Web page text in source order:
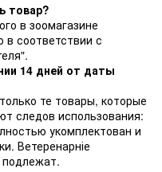
товар?
в зоомагазине
в соответствии с
14 дней от даты
те товары, которые
следов использования:
укомплектован и
Ветеренарніе
подлежат.